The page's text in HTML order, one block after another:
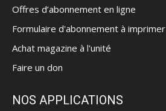
Offres d’abonnement en ligne
Formulaire d'abonnement à imprimer
Achat magazine à l'unité
Faire un don
NOS APPLICATIONS